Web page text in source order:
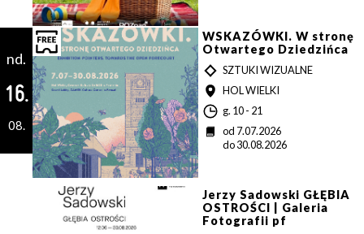
a
nd.
16.
08.
WSKAZÓWKI. W stronę
Otwartego Dziedzińca
T
Y
P
SZTUKI WIZUALNE
MIEJSCE
HOL WIELKI
G
o
d
a
g. 10 - 21
D
od 7.07.2026
do 30.08.2026
Jerzy Sadowski GŁĘBIA
OSTROŚCI | Galeria
Fotografii pf